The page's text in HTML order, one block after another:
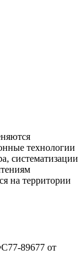
технологии
систематизации
на территории
89677 от